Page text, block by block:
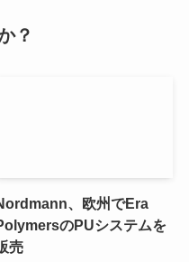
？
、欧州でEra
のPUシステムを
売